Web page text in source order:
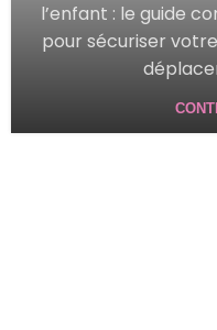
l’enfant : le guide
pour sécuriser